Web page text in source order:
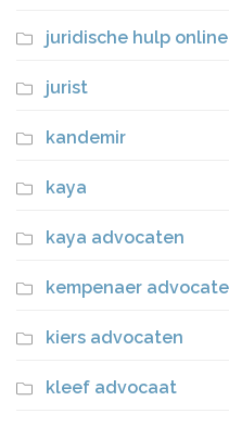
juridische hulp online
jurist
kandemir
kaya
kaya advocaten
kempenaer
kiers advocaten
kleef advocaat